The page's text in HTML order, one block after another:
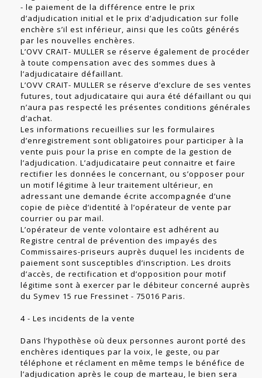
- le paiement de la différence entre le prix
d’adjudication initial et le prix d’adjudication sur folle
enchère s’il est inférieur, ainsi que les coûts générés
par les nouvelles enchères.
L’OVV CRAIT- MULLER se réserve également de procéder
à toute compensation avec des sommes dues à
l’adjudicataire défaillant.
L’OVV CRAIT- MULLER se réserve d’exclure de ses ventes
futures, tout adjudicataire qui aura été défaillant ou qui
n’aura pas respecté les présentes conditions générales
d’achat.
Les informations recueillies sur les formulaires
d’enregistrement sont obligatoires pour participer à la
vente puis pour la prise en compte de la gestion de
l’adjudication. L’adjudicataire peut connaitre et faire
rectifier les données le concernant, ou s’opposer pour
un motif légitime à leur traitement ultérieur, en
adressant une demande écrite accompagnée d’une
copie de pièce d’identité à l’opérateur de vente par
courrier ou par mail.
L’opérateur de vente volontaire est adhérent au
Registre central de prévention des impayés des
Commissaires-priseurs auprès duquel les incidents de
paiement sont susceptibles d’inscription. Les droits
d’accès, de rectification et d’opposition pour motif
légitime sont à exercer par le débiteur concerné auprès
du Symev 15 rue Fressinet - 75016 Paris.
4 - Les incidents de la vente
Dans l’hypothèse où deux personnes auront porté des
enchères identiques par la voix, le geste, ou par
téléphone et réclament en même temps le bénéfice de
l’adjudication après le coup de marteau, le bien sera